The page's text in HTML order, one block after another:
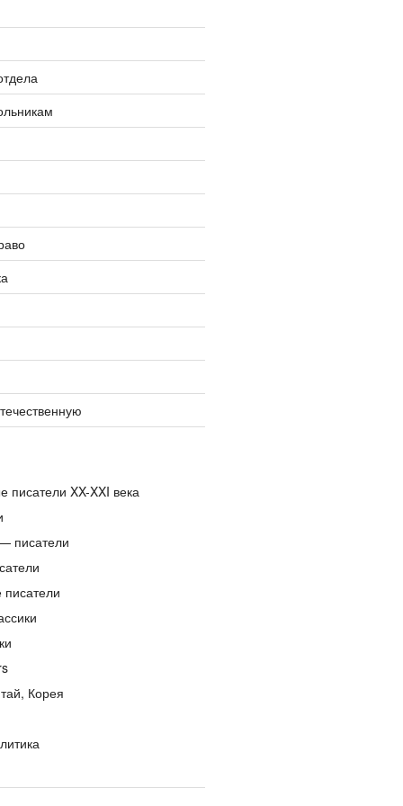
писатели XX-XXI века
писатели
писатели
Корея